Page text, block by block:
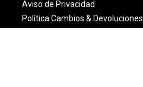
Aviso de Privacidad
Política Cambios & Devoluciones